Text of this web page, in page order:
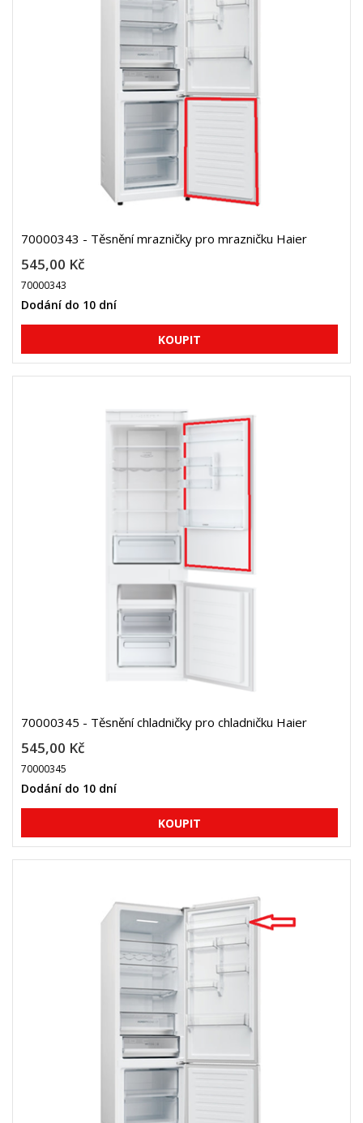
70000343 - Těsnění mrazničky pro mrazničku Haier
545,00 Kč
70000343
Dodání do 10 dní
70000345 - Těsnění chladničky pro chladničku Haier
545,00 Kč
70000345
Dodání do 10 dní